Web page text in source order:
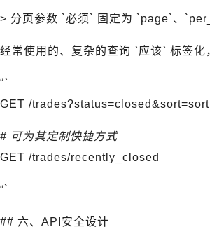
> 分页参数 `必须` 固定为 `page`、
经常使用的、复杂的查询 `应该` 标签化
“`
GET /
# 可为其定制快捷方式
GET /trades/recently_closed
“`
## 六、API安全设计